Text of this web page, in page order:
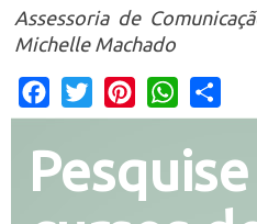
Assessoria de
Michelle Machado
Facebook
Twitter PinterestWhatsApp